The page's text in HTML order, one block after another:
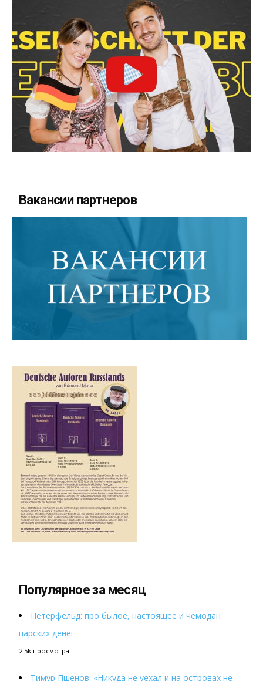
Вакансии партнеров
Популярное за месяц
Петерфельд: про былое, настоящее и чемодан
царских денег
2.5k просмотра
Тимур Пшенов: «Никуда не уехал и на островах не